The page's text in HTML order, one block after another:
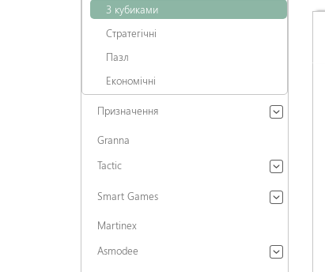
З кубиками
Стратегічні
Пазл
Економічні
Призначення
Granna
Tactic
Smart Games
Martinex
Asmodee